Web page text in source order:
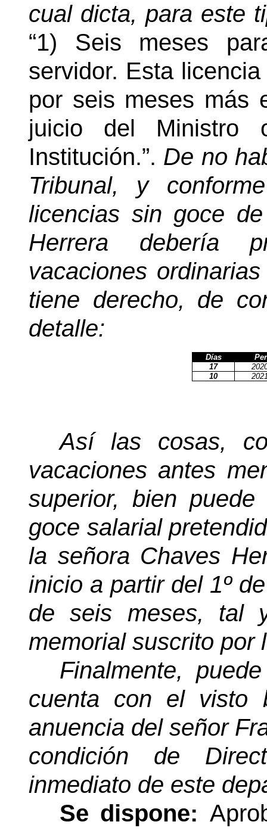
cual dicta, para este
“1) Seis meses
servidor. Esta
por seis meses más
juicio del Ministro
Institución.”. De no
Tribunal, y
licencias sin goce
Herrera debería
vacaciones
tiene derecho, de
detalle:
Días
17
10
Así las cosas,
vacaciones antes
superior, bien
goce salarial
la señora Chaves
inicio a partir del 1º
de seis meses, tal
memorial suscrito por
Finalmente,
cuenta con el visto
anuencia del señor
condición de
inmediato de este
Se dispone: